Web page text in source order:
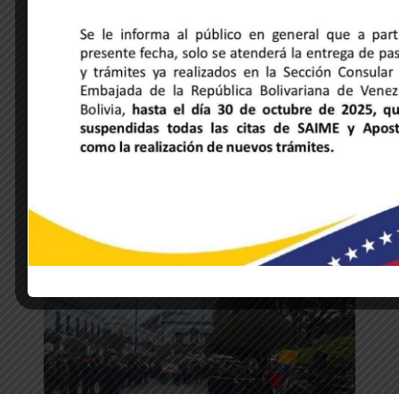
NOTICIAS DE LA EMBAJADA
Venezuela y Honduras unidas a través
de la música y la hermandad cultural